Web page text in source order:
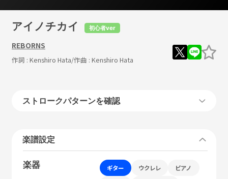
アイノチカイ 初心者ver
REBORNS
作詞 : Kenshiro Hata/作曲 : Kenshiro Hata
ストロークパターンを確認
楽譜設定
楽器 ギター ウクレレ ピアノ